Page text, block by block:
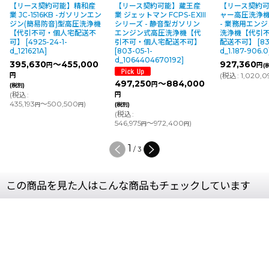
【リース契約可能】蔵王産
業 ジェットマン FCPS-EXIII
シリーズ - 静音型ガソリン
エンジン式高圧洗浄機【代
引不可・個人宅配送不可】
[803-05-1-
d_1064404670192]
497,250
円
(税別)
【リース契約可能】ケルヒ
ャー高圧洗浄機 HD 9/23 G
- 業務用エンジン式冷水高圧
洗浄機【代引不可・個人宅
配送不可】 [8308-03-1-
d_1.187-906.0
927,360円
(税込: 1,020,096
ケルヒャー
陽光発電パネ
セサリー 【現
【代引不可・
可】 [5782-
094.0]
290,784円(
(税込: 319,862
2 /3
この商品を見た人はこんな商品もチェックしています